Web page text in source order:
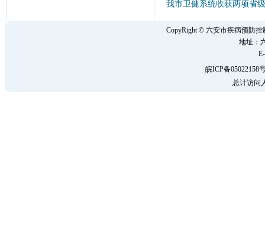
我市卫健系统收获两项省
CopyRight © 六安市疾病预防
地址：
皖ICP备05022158
总计访问